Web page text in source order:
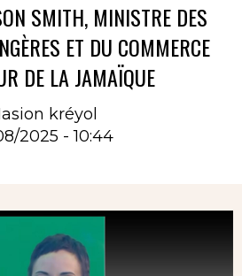
SMITH, MINISTRE DES
ET DU COMMERCE
DE LA JAMAÏQUE
kréyol
2025 - 10:44